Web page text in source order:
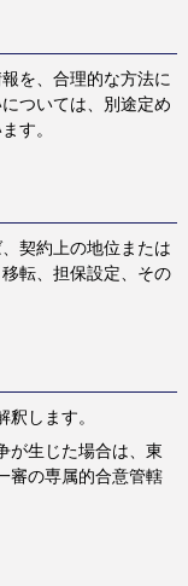
を、合理的な方法に
ついては、別途定め
す。
契約上の地位または
転、担保設定、その
します。
が生じた場合は、東
審の専属的合意管轄